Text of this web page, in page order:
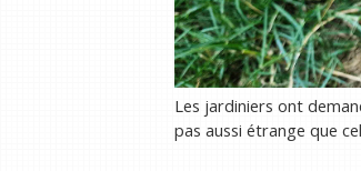
Les jardiniers ont
pas aussi étrange que